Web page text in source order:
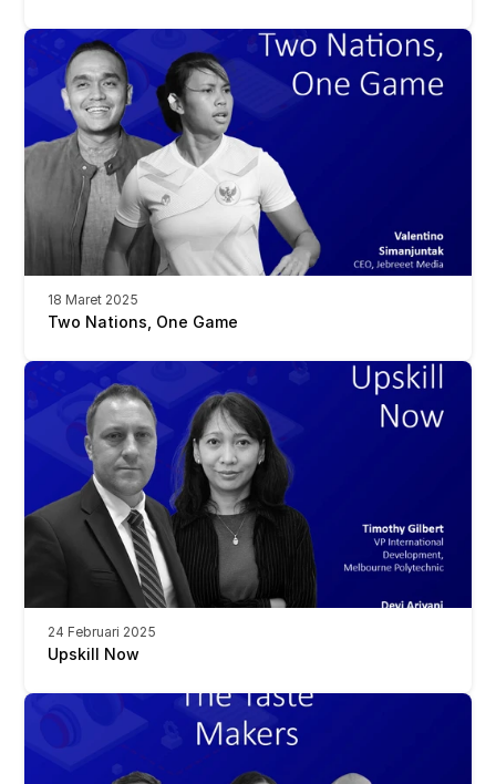
18 Maret 2025
Two Nations, One Game
24 Februari 2025
Upskill Now